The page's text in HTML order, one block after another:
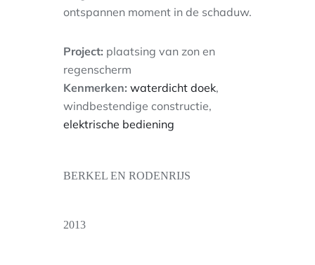
ontspannen moment in de schaduw.
Project: plaatsing van zon en
regenscherm
Kenmerken: waterdicht doek,
windbestendige constructie,
elektrische bediening
BERKEL EN RODENRIJS
2013